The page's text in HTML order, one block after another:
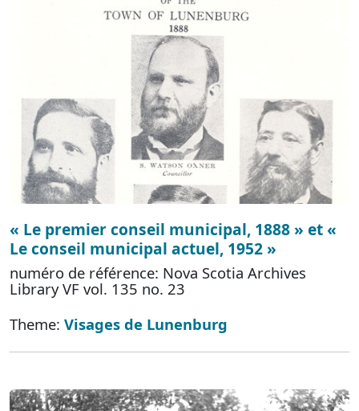
« Le premier conseil municipal, 1888 » et «
Le conseil municipal actuel, 1952 »
numéro de référence: Nova Scotia Archives
Library VF vol. 135 no. 23
Theme: Visages de Lunenburg